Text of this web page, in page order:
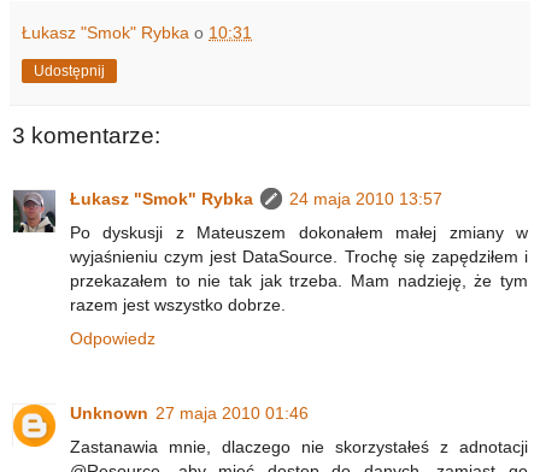
Łukasz "Smok" Rybka o 10:31
Udostępnij
3 komentarze:
Łukasz "Smok" Rybka
24 maja 2010 13:57
Po dyskusji z Mateuszem dokonałem małej zmiany w
wyjaśnieniu czym jest DataSource. Trochę się zapędziłem i
przekazałem to nie tak jak trzeba. Mam nadzieję, że tym
razem jest wszystko dobrze.
Odpowiedz
Unknown 27 maja 2010 01:46
Zastanawia mnie, dlaczego nie skorzystałeś z adnotacji